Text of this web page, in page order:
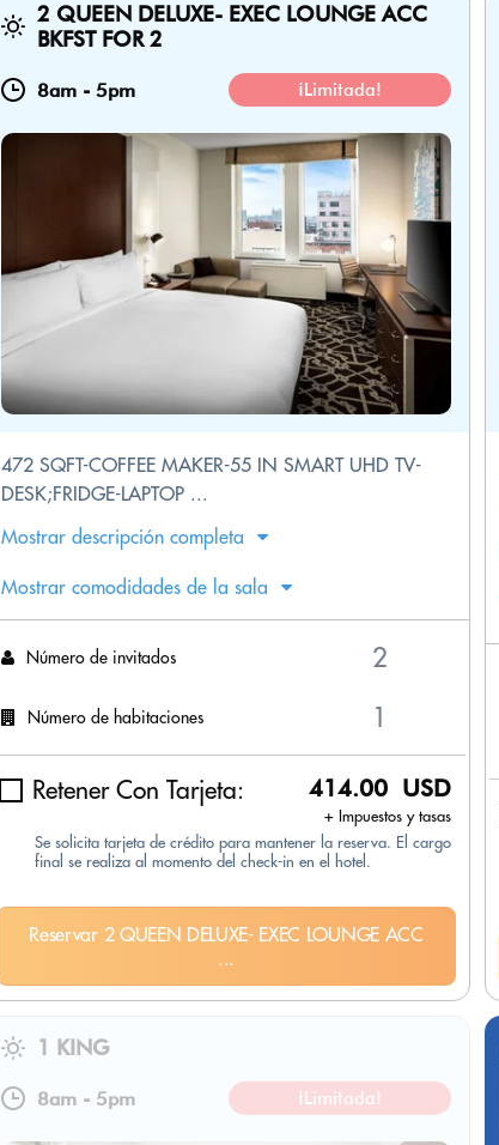
2 QUEEN DELUXE- EXEC LOUNGE ACC
BKFST FOR 2
8am - 5pm ¡Limitada!
472 SQFT-COFFEE MAKER-55 IN SMART UHD TV-
DESK;FRIDGE-LAPTOP ...
Mostrar descripción completa
Mostrar comodidades de la sala
Número de invitados
Número de habitaciones
Retener Con Tarjeta: 414.00 USD
+ Impuestos y tasas
Se solicita tarjeta de crédito para mantener la reserva. El cargo
final se realiza al momento del check-in en el hotel.
Reservar 2 QUEEN DELUXE- EXEC LOUNGE ACC
...
1 KING
8am - 5pm ¡Limitada!